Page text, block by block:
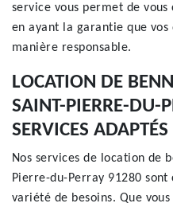
service vous permet de
en ayant la garantie que
manière responsable.
LOCATION DE
SAINT-PIERRE-DU-
SERVICES
Nos services de location de
Pierre-du-Perray 91280
variété de besoins. Que